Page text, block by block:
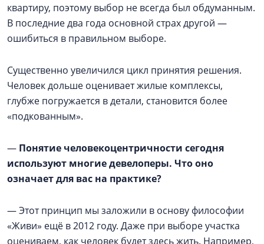
квартиру, поэтому выбор не всегда был обдуманным.
В последние два года основной страх другой —
ошибиться в правильном выборе.
Существенно увеличился цикл принятия решения.
Человек дольше оценивает жилые комплексы,
глубже погружается в детали, становится более
«подкованным».
— Понятие человекоцентричности сегодня
используют многие девелоперы. Что оно
означает для вас на практике?
— Этот принцип мы заложили в основу философии
«Живи» ещё в 2012 году. Даже при выборе участка
оцениваем, как человек будет здесь жить. Например,